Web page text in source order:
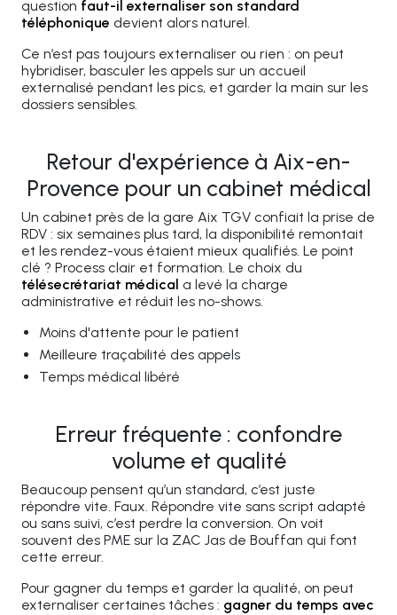
question faut-il externaliser son standard
téléphonique devient alors naturel.
Ce n’est pas toujours externaliser ou rien : on peut
hybridiser, basculer les appels sur un accueil
externalisé pendant les pics, et garder la main sur les
dossiers sensibles.
Retour d'expérience à Aix-en-
Provence pour un cabinet médical
Un cabinet près de la gare Aix TGV confiait la prise de
RDV : six semaines plus tard, la disponibilité remontait
et les rendez-vous étaient mieux qualifiés. Le point
clé ? Process clair et formation. Le choix du
télésecrétariat médical a levé la charge
administrative et réduit les no-shows.
Moins d'attente pour le patient
Meilleure traçabilité des appels
Temps médical libéré
Erreur fréquente : confondre
volume et qualité
Beaucoup pensent qu’un standard, c’est juste
répondre vite. Faux. Répondre vite sans script adapté
ou sans suivi, c’est perdre la conversion. On voit
souvent des PME sur la ZAC Jas de Bouffan qui font
cette erreur.
Pour gagner du temps et garder la qualité, on peut
externaliser certaines tâches : gagner du temps avec